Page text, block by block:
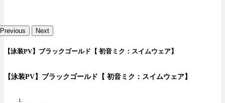
Previous Next
【泳装PV】ブラックゴールド【 初音ミク：スイムウェア】
【泳装PV】ブラックゴールド【 初音ミク：スイムウェア】